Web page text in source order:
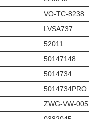
VO-TC-8238
LVSA737
52011
50147148
5014734
5014734PRO
ZWG-VW-005